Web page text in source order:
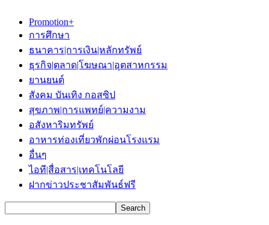
Promotion+
การศึกษา
ธนาคาร|การเงิน|หลักทรัพย์
ธุรกิจ|ตลาด|โฆษณา|อุตสาหกรรม
ยานยนต์
สังคม บันเทิง กอสซิป
สุขภาพ|การแพทย์|ความงาม
อสังหาริมทรัพย์
อาหารท่องเที่ยวพักผ่อนโรงแรม
อื่นๆ
ไอที|สื่อสาร|เทคโนโลยี
ฝากข่าวประชาสัมพันธ์ฟรี